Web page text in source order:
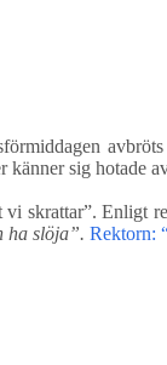
sig hotade
skrattar”. Enligt
ha slöja”. Rektorn: